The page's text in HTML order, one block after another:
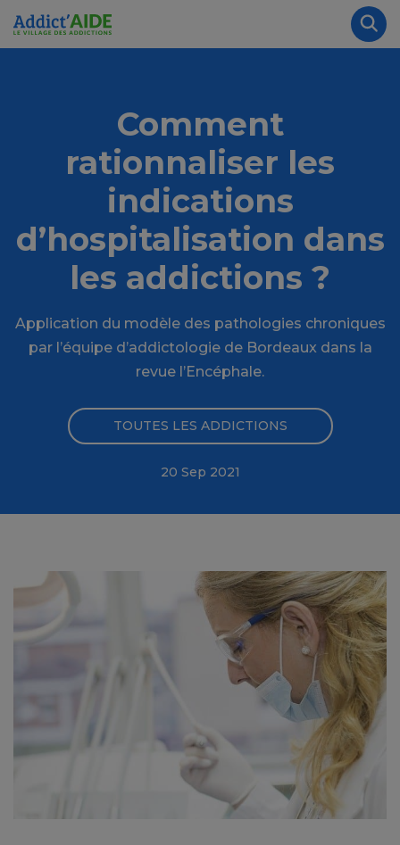
Aller au contenu principal
Comment
rationnaliser les
indications
d’hospitalisation dans
les addictions ?
Application du modèle des pathologies chroniques
par l’équipe d’addictologie de Bordeaux dans la
revue l’Encéphale.
TOUTES LES ADDICTIONS
20 Sep 2021
Panneau de gestion des cookies